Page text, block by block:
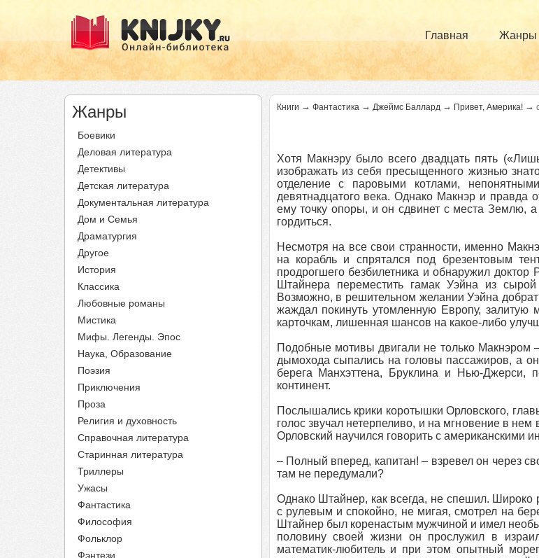
Главная Жанры
Жанры
Боевики
Деловая литература
Детективы
Детская литература
Документальная литература
Дом и Семья
Драматургия
Другое
История
Классика
Любовные романы
Мистика
Мифы. Легенды. Эпос
Наука, Образование
Поэзия
Приключения
Проза
Религия и духовность
Справочная литература
Старинная литература
Триллеры
Ужасы
Фантастика
Философия
Фольклор
Фэнтези
Книги → Фантастика → Джеймс Баллард → Привет, Америка! →
Хотя Макнэру было всего двадцать пять
изображать из себя пресыщенного жизнью
отделение с паровыми котлами,
девятнадцатого века. Однако Макнэр и правда
ему точку опоры, и он сдвинет с места
гордиться.
Несмотря на все свои странности, именно
на корабль и спрятался под брезентовым
продрогшего безбилетника и обнаружил
Штайнера переместить гамак Уэйна из
Возможно, в решительном желании Уэйна
жаждал покинуть утомленную Европу,
карточкам, лишенная шансов на какое-либо
Подобные мотивы двигали не только Макнэром
дымохода сыпались на головы пассажиров, а
берега Манхэттена, Бруклина и Нью-Джерси,
континент.
Послышались крики коротышки Орловского,
голос звучал нетерпеливо, и на мгновение в
Орловский научился говорить с американскими
– Полный вперед, капитан! – взревел он через
там не передумали?
Однако Штайнер, как всегда, не спешил. Широко
с рулевым и спокойно, не мигая, смотрел на
Штайнер был коренастым мужчиной и имел
половину своей жизни он прослужил в
математик-любитель и при этом опытный